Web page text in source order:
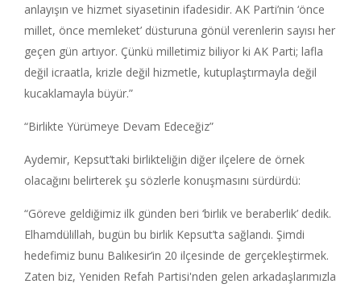
anlayışın ve hizmet siyasetinin ifadesidir. AK Parti’nin ‘önce
millet, önce memleket’ düsturuna gönül verenlerin sayısı her
geçen gün artıyor. Çünkü milletimiz biliyor ki AK Parti; lafla
değil icraatla, krizle değil hizmetle, kutuplaştırmayla değil
kucaklamayla büyür.”
“Birlikte Yürümeye Devam Edeceğiz”
Aydemir, Kepsut’taki birlikteliğin diğer ilçelere de örnek
olacağını belirterek şu sözlerle konuşmasını sürdürdü:
“Göreve geldiğimiz ilk günden beri ‘birlik ve beraberlik’ dedik.
Elhamdülillah, bugün bu birlik Kepsut’ta sağlandı. Şimdi
hedefimiz bunu Balıkesir’in 20 ilçesinde de gerçekleştirmek.
Zaten biz, Yeniden Refah Partisi'nden gelen arkadaşlarımızla